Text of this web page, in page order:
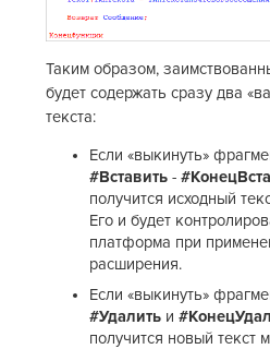
Таким образом,
будет содержать сразу два
текста:
Если «выкинуть»
#Вставить -
получится исходный
Его и будет
платформа при
расширения.
Если «выкинуть»
#Удалить и
получится новый текст